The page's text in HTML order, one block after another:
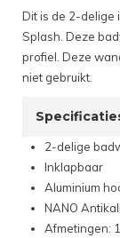
Dit is de 2-delige
Splash. Deze
profiel. Deze
niet gebruikt.
2-delige
Inklapbaar
Aluminium
NANO
Afmetingen: